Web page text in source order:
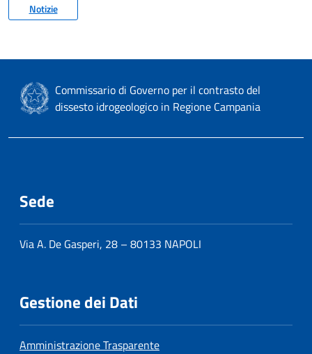
Notizie
Commissario di Governo per il contrasto del
dissesto idrogeologico in Regione Campania
Sede
Via A. De Gasperi, 28 – 80133 NAPOLI
Gestione dei Dati
Amministrazione Trasparente